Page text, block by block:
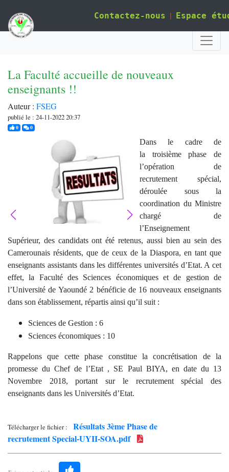
Contactez-nous | Espace
La Faculté accueille de nouveaux
enseignants !!
Auteur : FSEG
publié le : 24-11-2022 20:37
0j'aime0commentaires
Dans le cadre de
la troisième phase de
l’opération de
recrutement spécial,
déroulée sous la
coordination du Ministre
chargé de
l’Enseignement
Supérieur, des candidats ont été retenus, aussi bien au sein des
Camerounais résidents, que de ceux de la Diaspora, en tant que
enseignants assistants dans les différentes universités d’Etat. A cet
effet, la Faculté des Sciences économiques et de gestion de
l’Université de Yaoundé 2 bénéficie de 16 nouveaux enseignants
dans son établissement, répartis ainsi qu’il suit :
Sciences de Gestion : 6
Sciences économiques : 10
Rappelons que cette phase constitue la concrétisation de la
promesse du Chef de l’Etat , SE Paul BIYA, en date du 13
Novembre 2018, portant sur le recrutement spécial des
enseignants dans les Universités d’Etat.
Télécharger le fichier :
Résultats 3ème Phase de
recrutement Special-UYII-SOA.pdf